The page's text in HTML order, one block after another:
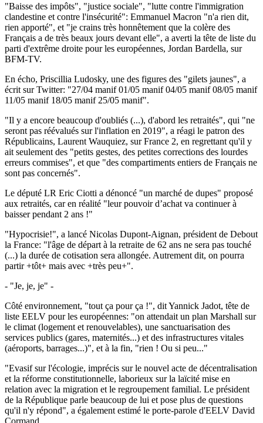
"Baisse des impôts", "justice sociale", "lutte contre l'immigration
clandestine et contre l'insécurité": Emmanuel Macron "n'a rien dit,
rien apporté", et "je crains très honnêtement que la colère des
Français a de très beaux jours devant elle", a averti la tête de liste du
parti d'extrême droite pour les européennes, Jordan Bardella, sur
BFM-TV.
En écho, Priscillia Ludosky, une des figures des "gilets jaunes", a
écrit sur Twitter: "27/04 manif 01/05 manif 04/05 manif 08/05 manif
11/05 manif 18/05 manif 25/05 manif".
"Il y a encore beaucoup d'oubliés (...), d'abord les retraités", qui "ne
seront pas réévalués sur l'inflation en 2019", a réagi le patron des
Républicains, Laurent Wauquiez, sur France 2, en regrettant qu'il y
ait seulement des "petits gestes, des petites corrections des lourdes
erreurs commises", et que "des compartiments entiers de Français ne
sont pas concernés".
Le député LR Eric Ciotti a dénoncé "un marché de dupes" proposé
aux retraités, car en réalité "leur pouvoir d’achat va continuer à
baisser pendant 2 ans !"
"Hypocrisie!", a lancé Nicolas Dupont-Aignan, président de Debout
la France: "l'âge de départ à la retraite de 62 ans ne sera pas touché
(...) la durée de cotisation sera allongée. Autrement dit, on pourra
partir +tôt+ mais avec +très peu+".
- "Je, je, je" -
Côté environnement, "tout ça pour ça !", dit Yannick Jadot, tête de
liste EELV pour les européennes: "on attendait un plan Marshall sur
le climat (logement et renouvelables), une sanctuarisation des
services publics (gares, maternités...) et des infrastructures vitales
(aéroports, barrages...)", et à la fin, "rien ! Ou si peu..."
"Evasif sur l'écologie, imprécis sur le nouvel acte de décentralisation
et la réforme constitutionnelle, laborieux sur la laïcité mise en
relation avec la migration et le regroupement familial. Le président
de la République parle beaucoup de lui et pose plus de questions
qu'il n'y répond", a également estimé le porte-parole d'EELV David
Cormand.